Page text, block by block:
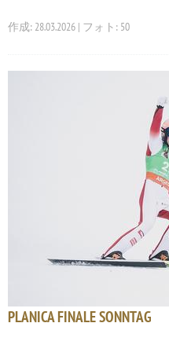
作成: 28.03.2026 | フォト: 50
PLANICA FINALE SONNTAG